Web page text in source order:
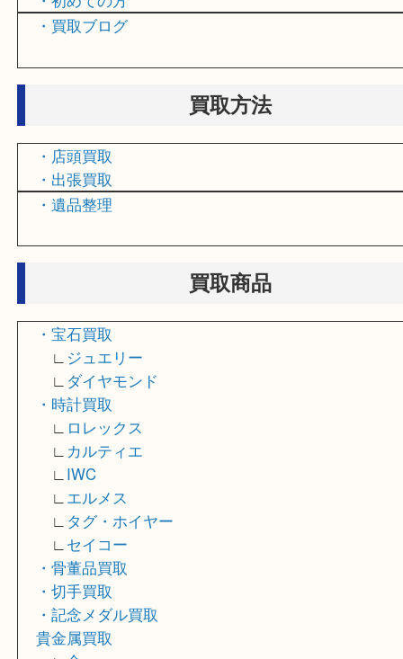
・初めての方
買取方法
・宝石買取
∟ジュエリー
∟ダイヤモンド
・時計買取
∟ロレックス
∟カルティエ
∟IWC
∟エルメス
∟タグ・ホイヤー